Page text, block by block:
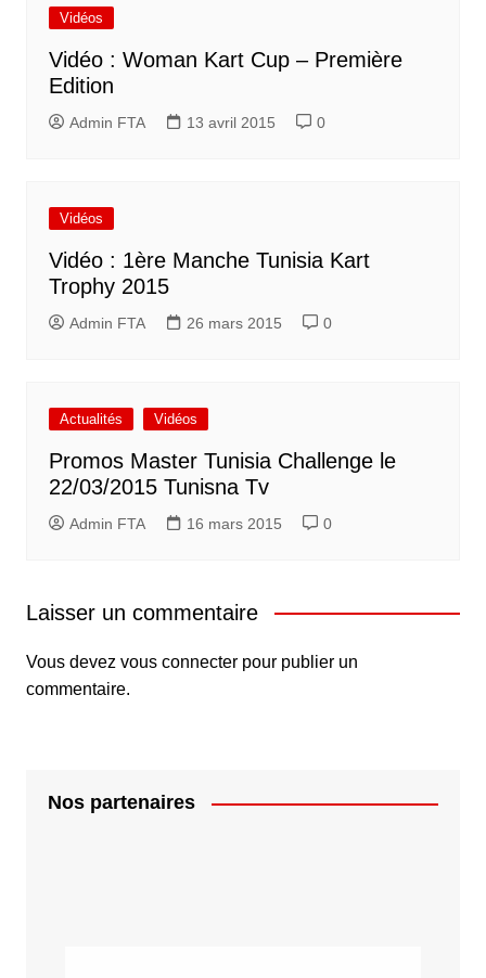
Vidéos
Vidéo : Woman Kart Cup – Première
Edition
Admin FTA 13 avril 2015 0
Vidéos
Vidéo : 1ère Manche Tunisia Kart
Trophy 2015
Admin FTA 26 mars 2015 0
Actualités Vidéos
Promos Master Tunisia Challenge le
22/03/2015 Tunisna Tv
Admin FTA 16 mars 2015 0
Laisser un commentaire
Vous devez vous connecterpour publier un
commentaire.
Nos partenaires